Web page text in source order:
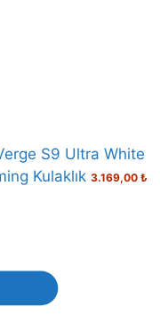
S9 Ultra White
Kulaklık 3.169,00 ₺